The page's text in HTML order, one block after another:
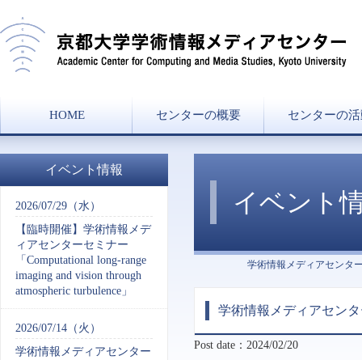
HOME センターの概要
ミッション
センター長挨拶
沿革
組織図
センターの
研究分野一覧
協力講座・学部兼
講義一覧
イベント
学術情報メディアセンタ
学術情報メディアセン
Post date：2024/02/20
イベント情報
2026/07/29（水）
【臨時開催】学術情報メデ
ィアセンターセミナー
「Computational long-range
imaging and vision through
atmospheric turbulence」
2026/07/14（火）
学術情報メディアセンター